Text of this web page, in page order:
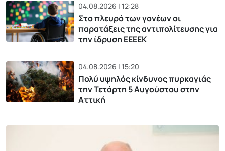
04.08.2026 | 12:28
Στο πλευρό των γονέων οι
παρατάξεις της αντιπολίτευσης για
την ίδρυση ΕΕΕΕΚ
04.08.2026 | 15:20
Πολύ υψηλός κίνδυνος πυρκαγιάς
την Τετάρτη 5 Αυγούστου στην
Αττική